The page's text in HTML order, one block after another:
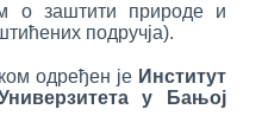
о заштити природе и
подручја).
одређен је Институт
у Бањој